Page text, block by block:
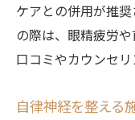
ケアとの併用が推
の際は、眼精疲労
口コミやカウンセ
自律神経を整える